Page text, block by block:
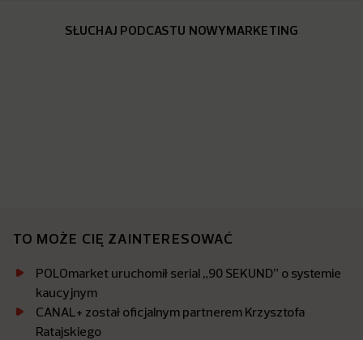
SŁUCHAJ PODCASTU NOWYMARKETING
TO MOŻE CIĘ ZAINTERESOWAĆ
POLOmarket uruchomił serial „90 SEKUND” o systemie
kaucyjnym
CANAL+ został oficjalnym partnerem Krzysztofa
Ratajskiego